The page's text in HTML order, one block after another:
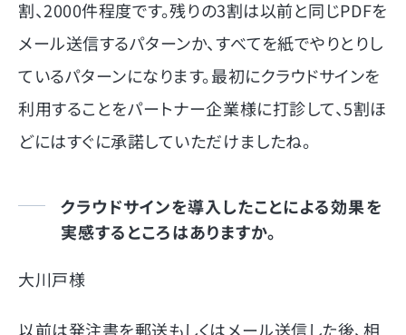
割、2000件程度です。残りの3割は以前と同じPDFを
メール送信するパターンか、すべてを紙でやりとりし
ているパターンになります。最初にクラウドサインを
利用することをパートナー企業様に打診して、5割ほ
どにはすぐに承諾していただけましたね。
クラウドサインを導入したことによる効果を
実感するところはありますか。
大川戸様
以前は発注書を郵送もしくはメール送信した後、相